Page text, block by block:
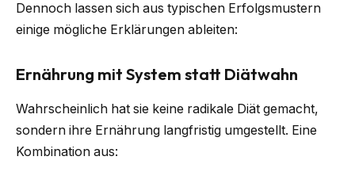
Dennoch lassen sich aus typischen Erfolgsmustern
einige mögliche Erklärungen ableiten:
Ernährung mit System statt Diätwahn
Wahrscheinlich hat sie keine radikale Diät gemacht,
sondern ihre Ernährung langfristig umgestellt. Eine
Kombination aus: